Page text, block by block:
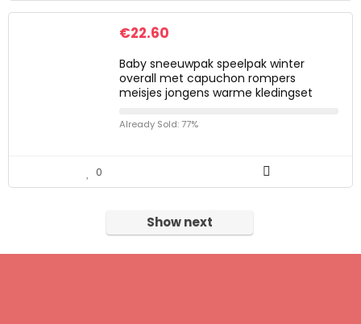
€22.60
Baby sneeuwpak speelpak winter
overall met capuchon rompers
meisjes jongens warme kledingset
Already Sold: 77%
0
Show next